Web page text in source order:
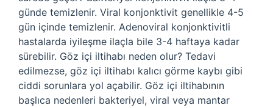
günde temizlenir. Viral konjonktivit genellikle 4-5
gün içinde temizlenir. Adenoviral konjonktivitli
hastalarda iyileşme ilaçla bile 3-4 haftaya kadar
sürebilir. Göz içi iltihabı neden olur? Tedavi
edilmezse, göz içi iltihabı kalıcı görme kaybı gibi
ciddi sorunlara yol açabilir. Göz içi iltihabının
başlıca nedenleri bakteriyel, viral veya mantar